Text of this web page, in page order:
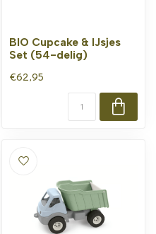
BIO Cupcake & IJsjes
Set (54-delig)
€62,95